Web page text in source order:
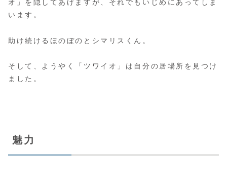
オ」を隠してあげますが、それでもいじめにあってしま
います。
助け続けるほのぼのとシマリスくん。
そして、ようやく「ツワイオ」は自分の居場所を見つけ
ました。
魅力